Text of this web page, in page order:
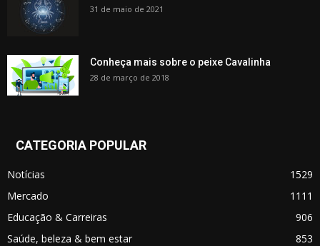
31 de maio de 2021
Conheça mais sobre o peixe Cavalinha
28 de março de 2018
CATEGORIA POPULAR
Notícias
1529
Mercado
1111
Educação & Carreiras
906
Saúde, beleza & bem estar
853